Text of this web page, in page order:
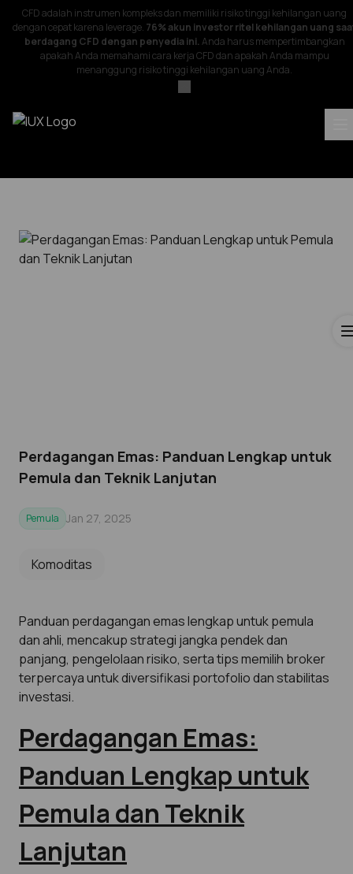
CFD adalah instrumen kompleks dan memiliki risiko tinggi kehilangan uang
dengan cepat karena leverage. 76% akun investor ritel kehilangan uang
berdagang CFD dengan penyedia ini.Anda harus mempertimbangkan
apakah Anda memahami cara kerja CFD dan apakah Anda mampu
menanggung risiko tinggi kehilangan uang Anda.
Perdagangan Emas: Panduan Lengkap untuk
Pemula dan Teknik Lanjutan
Pemula Jan 27, 2025
Komoditas
Panduan perdagangan emas lengkap untuk pemula
dan ahli, mencakup strategi jangka pendek dan
panjang, pengelolaan risiko, serta tips memilih broker
terpercaya untuk diversifikasi portofolio dan stabilitas
investasi.
Perdagangan Emas:
Panduan Lengkap untuk
Pemula dan Teknik
Lanjutan